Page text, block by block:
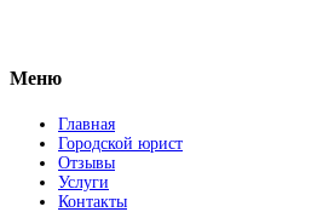
Меню
Главная
Городской юрист
Отзывы
Услуги
Контакты